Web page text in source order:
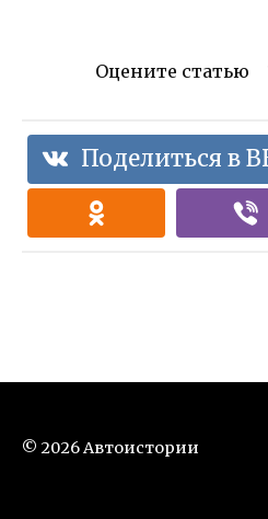
Оцените статью
Поделиться в
© 2026 Автоистории